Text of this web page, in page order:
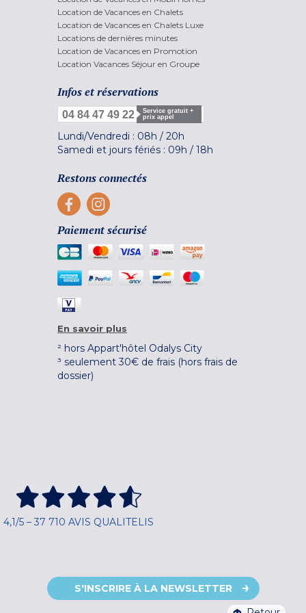
Location de Vacances en Chalets
Location de Vacances en Chalets Luxe
Locations de dernières minutes
Location de Vacances en Promotion
Location Vacances Séjour en Groupe
Infos et réservations
04 84 47 49 22
Service gratuit +
prix appel
Lundi/Vendredi : 08h / 20h
Samedi et jours fériés : 09h / 18h
Restons connectés
Paiement sécurisé
En savoir plus
² hors Appart'hôtel Odalys City
³ seulement 30€ de frais (hors frais de
dossier)
4,1/5 – 37 710 AVIS QUALITELIS
S'INSCRIRE À LA NEWSLETTER